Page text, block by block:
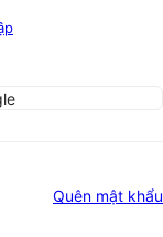
Quên mật khẩu